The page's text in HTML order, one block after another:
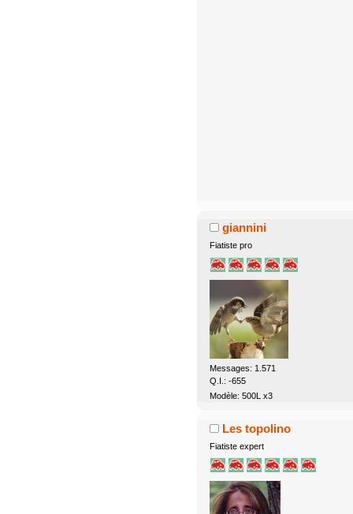
giannini
Fiatiste pro
Messages: 1.571
Q.I.: -655
Modèle: 500L x3
Les topolino
Fiatiste expert